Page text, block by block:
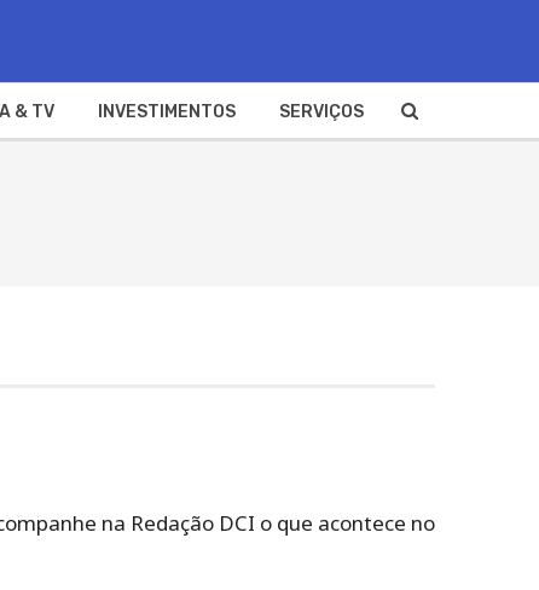
& TV INVESTIMENTOS SERVIÇOS
na Redação DCI o que acontece no